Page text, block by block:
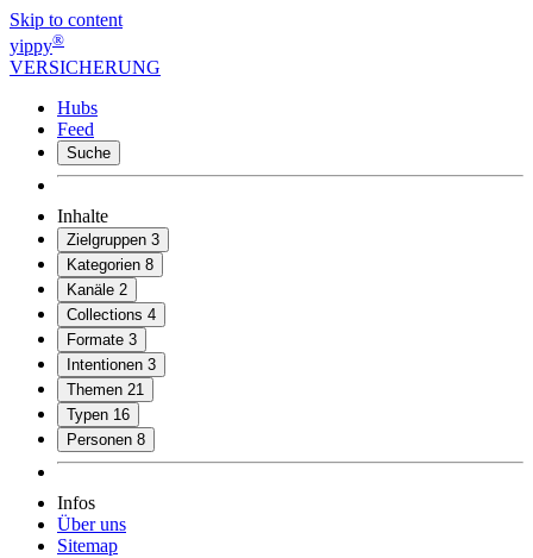
Skip to content
yippy®
VERSICHERUNG
Hubs
Feed
Suche
Inhalte
Zielgruppen 3
Kategorien 8
Kanäle 2
Collections 4
Formate 3
Intentionen 3
Themen 21
Typen 16
Personen 8
Infos
Über uns
Sitemap